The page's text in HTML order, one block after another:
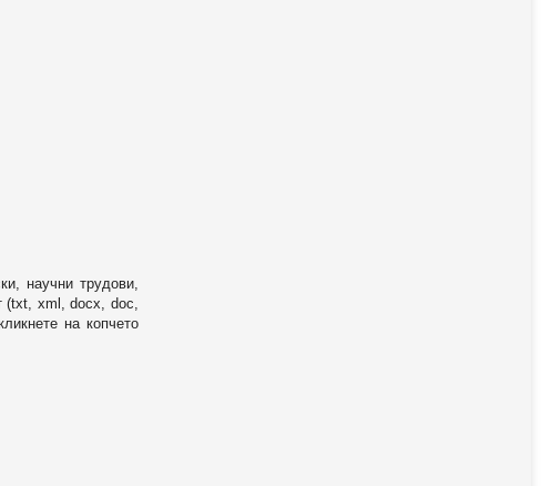
научни трудови,
(txt, xml, docx, doc,
на копчето